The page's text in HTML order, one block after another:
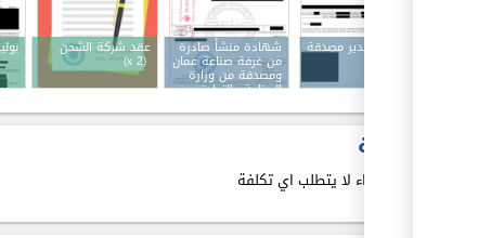
فاتورة تصدير مصدقة شهادة منشأ صادرة
من غرفة صناعة عمان
ومصدقة من وزارة
الصناعة والتجارة
عقد شركة الشحن
(x 2)
الكلفة
هذا الاجراء لا يتطلب اي تكلفة